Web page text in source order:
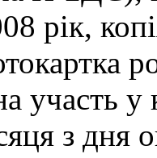
рік,
участь у
з дня